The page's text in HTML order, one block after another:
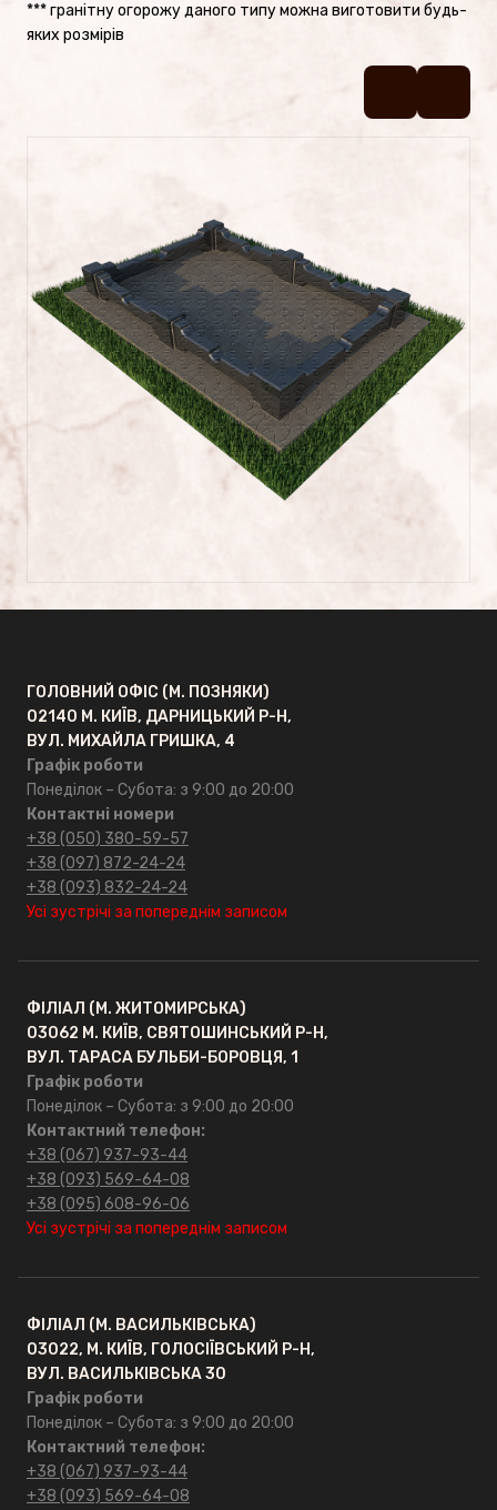
Художня робота
Сусальне золото
Про компанію
FAQ
ОПТ
Контакти
*** гранітну огорожу даного типу можна виготовити будь-
яких розмірів
ГОЛОВНИЙ ОФІС (М. ПОЗНЯКИ)
02140 М. КИЇВ, ДАРНИЦЬКИЙ Р-Н,
ВУЛ. МИХАЙЛА ГРИШКА, 4
Графік роботи
Понеділок – Субота: з 9:00 до 20:00
Контактні номери
+38 (050) 380-59-57
+38 (097) 872-24-24
+38 (093) 832-24-24
Усі зустрічі за попереднім записом
ФІЛІАЛ (М. ЖИТОМИРСЬКА)
03062 М. КИЇВ, СВЯТОШИНСЬКИЙ Р-Н,
ВУЛ. ТАРАСА БУЛЬБИ-БОРОВЦЯ, 1
Графік роботи
Понеділок – Субота: з 9:00 до 20:00
Контактний телефон:
+38 (067) 937-93-44
+38 (093) 569-64-08
+38 (095) 608-96-06
Усі зустрічі за попереднім записом
ФІЛІАЛ (М. ВАСИЛЬКІВСЬКА)
03022, М. КИЇВ, ГОЛОСІЇВСЬКИЙ Р-Н,
ВУЛ. ВАСИЛЬКІВСЬКА 30
Графік роботи
Понеділок – Субота: з 9:00 до 20:00
Контактний телефон:
+38 (067) 937-93-44
+38 (093) 569-64-08